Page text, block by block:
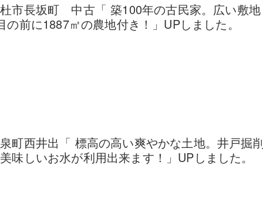
市長坂町 中古「 築100年の古民家。広い敷地
の前に1887㎡の農地付き！」UPしました。
町西井出「 標高の高い爽やかな土地。井戸掘
味しいお水が利用出来ます！」UPしました。